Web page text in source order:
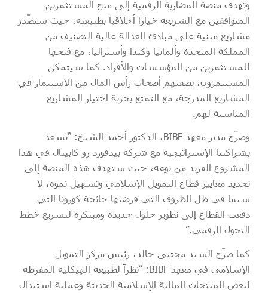
وتهدف منصة المضاربة الرقمية إلى منح المستثمرين
المتوافقين مع الشريعة خياراً أخلاقياً بطبيعته، حيث ستصّدر
مشاريع مبنية على مبادئ العدالة عالية التصنيف من
المملكة المتحدة وألمانيا وكندا وأستراليا، مع فتحها
للمستثمرين من المؤسسات والأفراد. كما سيتمكن
المستثمرون، بصفتهم أصحاب رأس المال من الاستثمار في
المشاريع المدرجة، مع التمتع بحرية اختيار المشاريع
المناسبة لهم.
وصرّح مدير معهد BIBF، الدكتور أحمد الشيخ: “نسعد
بشراكتنا الإستراتيجية مع شركة بيدفورد رو كابيتال في هذا
المشروع الفريد من نوعه، حيث ستهدف هذه المنصة إلى
تحديد معايير قطاع التمويل الإسلامي وتسهيل نموه، لا
سيما في ظل الظروف التي فرضتها جائحة كورونا التي
دفعت القطاع إلى تطوير حلول جديدة ومبتكرة لتسريع خطط
التحول الرقمي.”
كما صرّح السيد مجتبى خالد، رئيس مركز التمويل
الإسلامي في معهد BIBF: “نظراً لطبيعة الهيكلية المفرطة
لبعض المنتجات المالية الإسلامية الحديثة وعملية استبدال